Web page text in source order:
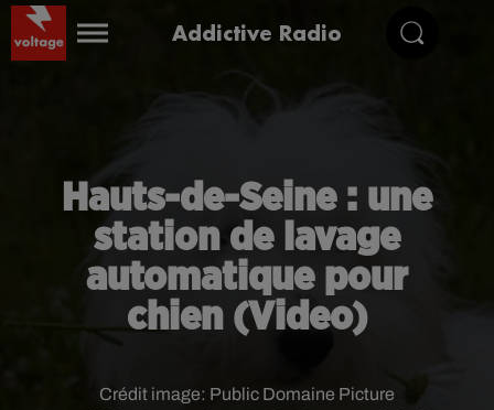
Addictive Radio
Hauts-de-Seine : une
station de lavage
automatique pour
chien (Video)
Crédit image: Public Domaine Picture